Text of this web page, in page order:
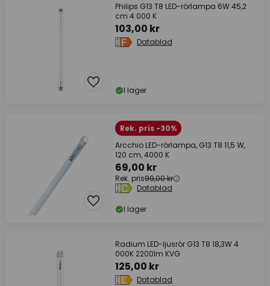
Philips G13 T8 LED-rörlampa 6W 45,2
cm 4 000 K
103,00 kr
Datablad
I lager
Rek. pris -30%
Arcchio LED-rörlampa, G13 T8 11,5 W,
120 cm, 4000 K
69,00 kr
Rek. pris99,00 kr
Datablad
I lager
Radium LED-ljusrör G13 T8 18,3W 4
000K 2200lm KVG
125,00 kr
Datablad